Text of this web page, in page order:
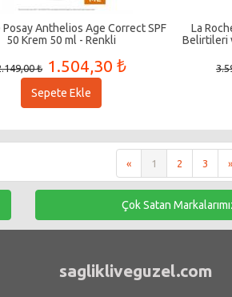
Posay Anthelios Age Correct SPF
50 Krem 50 ml - Renkli
₺ 1.504,30 ₺
Sepete Ekle
La
Belirtileri
« 1 2 3 »
Çok Satan
saglikliveguzel.com